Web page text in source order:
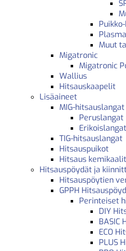
Muut
Migatronic
Migatronic
Wallius
Hitsauskaapelit
Lisäaineet
MIG-hitsauslangat
Peruslangat
Erikoislangat
TIG-hitsauslangat
Hitsauspuikot
Hitsaus kemikaalit
Hitsauspöydät ja
Hitsauspöytien
GPPH
Perinteiset
DIY
BASIC
ECO
PLUS